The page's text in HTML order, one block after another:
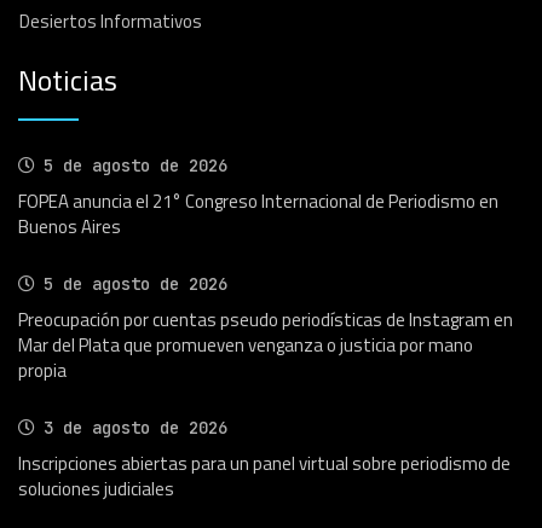
Desiertos Informativos
Noticias
5 de agosto de 2026
FOPEA anuncia el 21° Congreso Internacional de Periodismo en
Buenos Aires
5 de agosto de 2026
Preocupación por cuentas pseudo periodísticas de Instagram en
Mar del Plata que promueven venganza o justicia por mano
propia
3 de agosto de 2026
Inscripciones abiertas para un panel virtual sobre periodismo de
soluciones judiciales